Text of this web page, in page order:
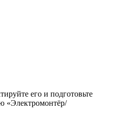
его и подготовьте
«Электромонтёр/